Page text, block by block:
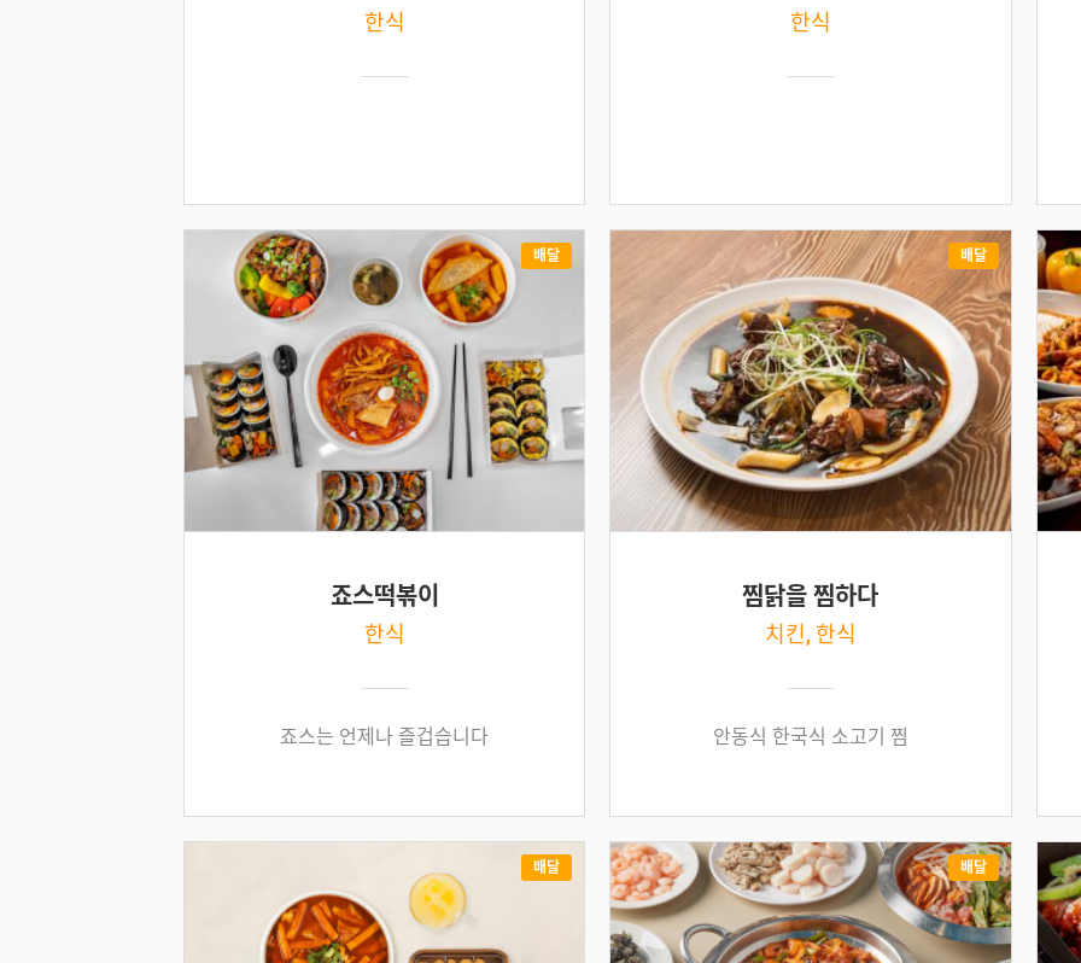
한식 한식
배달
죠스떡볶이
한식
죠스는 언제나 즐겁습니다
배달
찜닭을 찜하다
치킨, 한식
안동식 한국식 소고기 찜
배달 배달